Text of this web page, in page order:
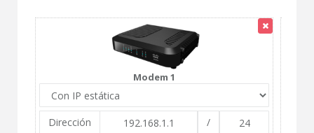
Modem 1
Dirección
/